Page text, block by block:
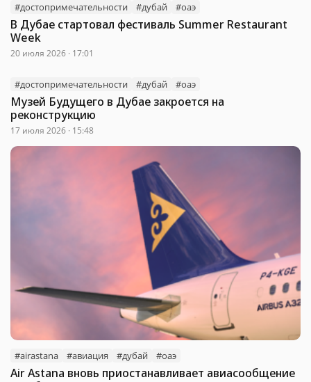
#достопримечательности #дубай #оаэ
В Дубае стартовал фестиваль Summer Restaurant
Week
20 июля 2026 · 17:01
#достопримечательности #дубай #оаэ
Музей Будущего в Дубае закроется на
реконструкцию
17 июля 2026 · 15:48
#airastana #авиация #дубай #оаэ
Air Astana вновь приостанавливает авиасообщение